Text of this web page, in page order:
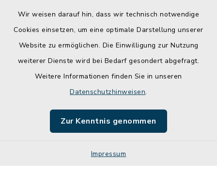
Wir weisen darauf hin, dass wir technisch notwendige
Cookies einsetzen, um eine optimale Darstellung unserer
Website zu ermöglichen. Die Einwilligung zur Nutzung
weiterer Dienste wird bei Bedarf gesondert abgefragt.
Weitere Informationen finden Sie in unseren
Datenschutzhinweisen.
Zur Kenntnis genommen
Impressum
Barrierefreiheit
Impressum
Sitemap